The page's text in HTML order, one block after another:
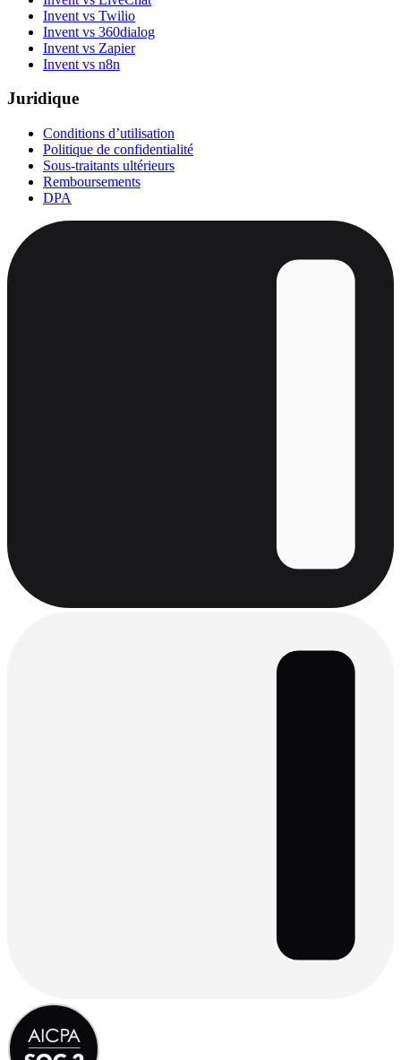
Invent vs Twilio
Invent vs 360dialog
Invent vs Zapier
Invent vs n8n
Juridique
Conditions d’utilisation
Politique de confidentialité
Sous-traitants ultérieurs
Remboursements
DPA